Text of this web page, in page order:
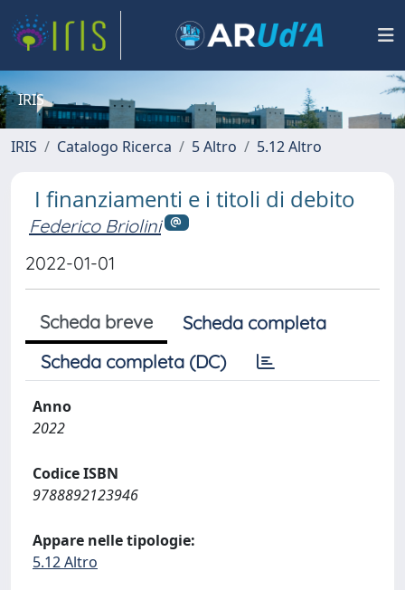
IRIS
IRIS Catalogo Ricerca 5 Altro 5.12 Altro
I finanziamenti e i titoli di debito
Federico Briolini
2022-01-01
Scheda breve
Scheda completa
Scheda completa (DC)
Anno
2022
Codice ISBN
9788892123946
Appare nelle tipologie:
5.12 Altro